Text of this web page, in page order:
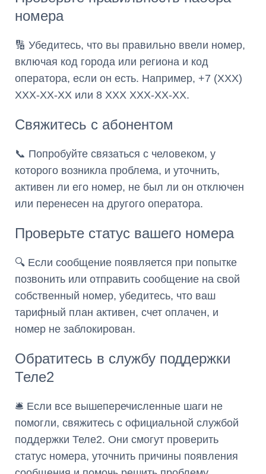
номера
🔢 Убедитесь, что вы правильно ввели номер,
включая код города или региона и код
оператора, если он есть. Например, +7 (XXX)
XXX-XX-XX или 8 XXX XXX-XX-XX.
Свяжитесь с абонентом
📞 Попробуйте связаться с человеком, у
которого возникла проблема, и уточнить,
активен ли его номер, не был ли он отключен
или перенесен на другого оператора.
Проверьте статус вашего номера
🔍 Если сообщение появляется при попытке
позвонить или отправить сообщение на свой
собственный номер, убедитесь, что ваш
тарифный план активен, счет оплачен, и
номер не заблокирован.
Обратитесь в службу поддержки
Теле2
🛎️ Если все вышеперечисленные шаги не
помогли, свяжитесь с официальной службой
поддержки Теле2. Они смогут проверить
статус номера, уточнить причины появления